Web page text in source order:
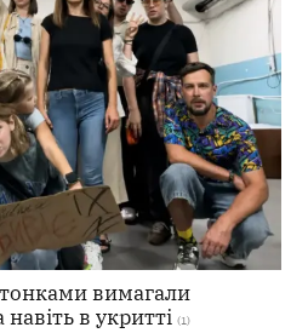
вимагали
в укритті (1)